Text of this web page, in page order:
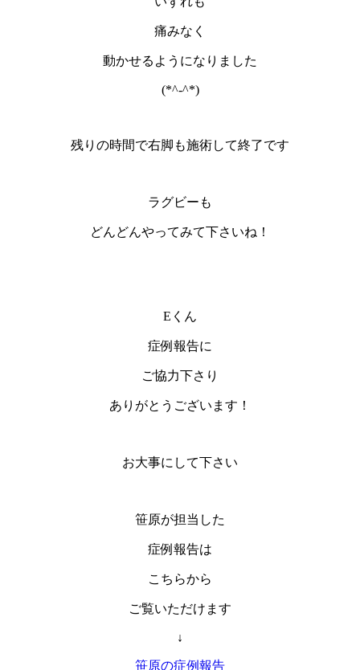
痛みなく
動かせるようになりました
(*^-^*)
残りの時間で右脚も施術して終了です
ラグビーも
どんどんやってみて下さいね！
Eくん
症例報告に
ご協力下さり
ありがとうございます！
お大事にして下さい
笹原が担当した
症例報告は
こちらから
ご覧いただけます
↓
笹原の症例報告